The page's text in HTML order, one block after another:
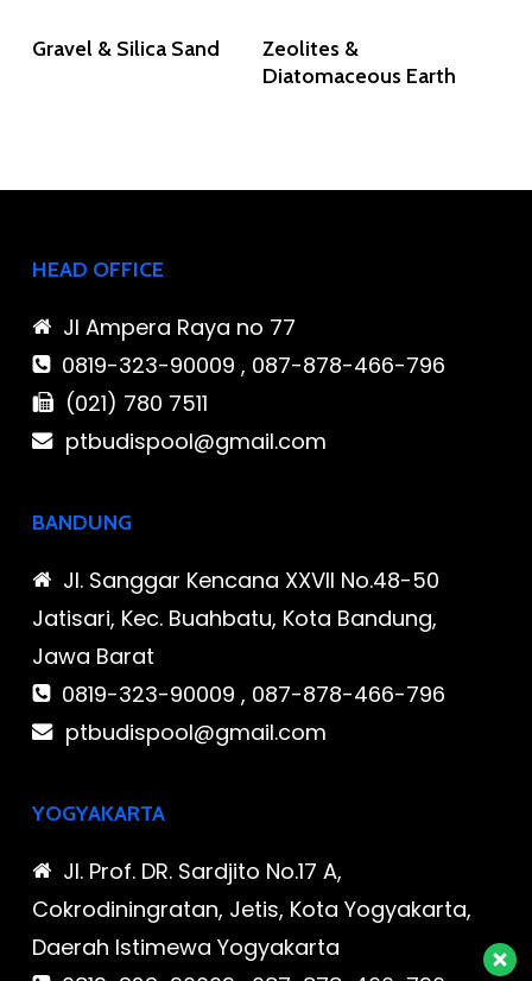
Read More
Gravel & Silica Sand Read More
Zeolites &
Diatomaceous Earth
HEAD OFFICE
Jl Ampera Raya no 77
0819-323-90009 , 087-878-466-796
(021) 780 7511
ptbudispool@gmail.com
BANDUNG
Jl. Sanggar Kencana XXVII No.48-50
Jatisari, Kec. Buahbatu, Kota Bandung,
Jawa Barat
0819-323-90009 , 087-878-466-796
ptbudispool@gmail.com
YOGYAKARTA
Jl. Prof. DR. Sardjito No.17 A,
Cokrodiningratan, Jetis, Kota Yogyakarta,
Daerah Istimewa Yogyakarta